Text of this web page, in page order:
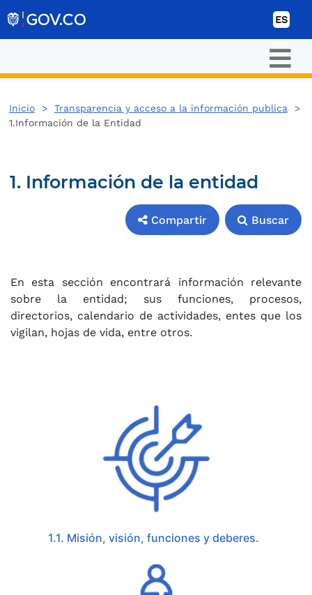
ES
Inicio> Transparencia y acceso a la información publica >
1.Información de la Entidad
1. Información de la entidad
Compartir Buscar
En esta sección encontrará información relevante
sobre la entidad; sus funciones, procesos,
directorios, calendario de actividades, entes que los
vigilan, hojas de vida, entre otros.
1.1. Misión, visión, funciones y deberes.